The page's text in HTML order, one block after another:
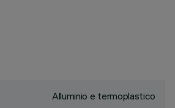
Alluminio e termoplastico